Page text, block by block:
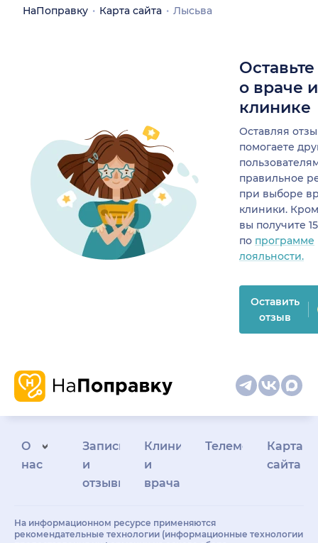
НаПоправку Карта сайта Лысьва
о враче
клинике
Оставляя
помогаете
правильное
при выборе
клиники.
вы получите
по программе
лояльности.
Оставить
отзыв
О
нас
Запись
и
отзывы
Клиникам
и
врачам
Телемедицина
Карта
сайта
На информационном ресурсе применяются
рекомендательные технологии (информационные технологии